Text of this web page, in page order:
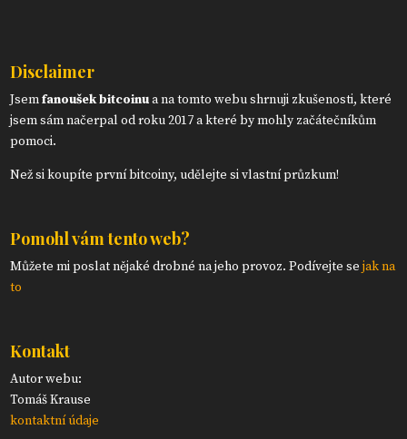
Disclaimer
Jsemfanoušek bitcoinua na tomto webu shrnuji zkušenosti, které
jsem sám načerpal od roku 2017 a které by mohly začátečníkům
pomoci.
Než si koupíte první bitcoiny, udělejte si vlastní průzkum!
Pomohl vám tento web?
Můžete mi poslat nějaké drobné na jeho provoz. Podívejte sejak na
to
Kontakt
Autor webu:
Tomáš Krause
kontaktní údaje